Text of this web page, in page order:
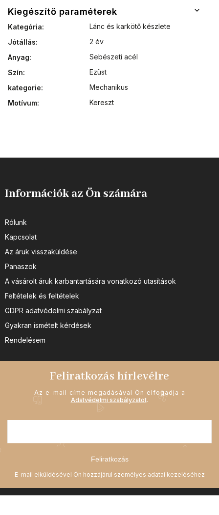
Kiegészítő paraméterek
Kategória:
Lánc és karkötő készlete
Jótállás:
2 év
Anyag:
Sebészeti acél
Szín:
Ezüst
kategorie:
Mechanikus
Motívum: Kereszt
Információk az Ön számára
Rólunk
Kapcsolat
Az áruk visszaküldése
Panaszok
A vásárolt áruk karbantartására vonatkozó utasítások
Feltételek és feltételek
GDPR adatvédelmi szabályzat
Gyakran ismételt kérdések
Rendelésem
Feliratkozás hírlevélre
Az e-mail címe megadásával Ön elfogadja a
Adatvédelmi szabályzatot.
Feliratkozás